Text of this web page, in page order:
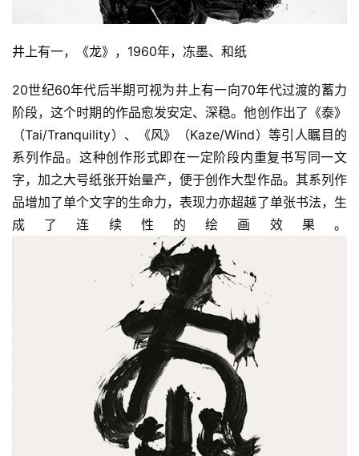
井上有一，《龙》，1960年，冻墨、和纸
20世纪60年代后半期可视为井上有一向70年代过渡的蓄力
阶段，这个时期的作品愈发安定、深稳。他创作出了《泰》
（Tai/Tranquility）、《风》（Kaze/Wind）等引人瞩目的
系列作品。这种创作形式即在一定阶段内重复书写同一文
字，加之大号纸张开始量产，便于创作大型作品。其系列作
品增加了单个文字的生命力，表现力亦超越了单张书法，生
成了连续性的绘画效果。